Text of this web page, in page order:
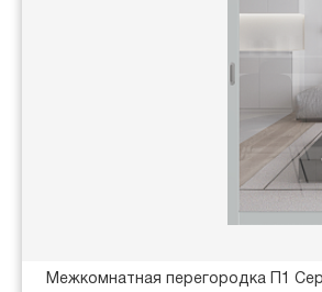
Межкомнатная перегородка П1